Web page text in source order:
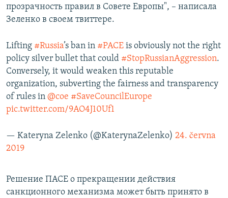
прозрачность правил в Совете Европы", – написала
Зеленко в своем твиттере.
Lifting #Russia’s ban in #PACE is obviously not the right
policy silver bullet that could #StopRussianAggression.
Conversely, it would weaken this reputable
organization, subverting the fairness and transparency
of rules in @coe #SaveCouncilEurope
pic.twitter.com/9AO4J10Uf1
— Kateryna Zelenko (@KaterynaZelenko) 24. června
2019
Решение ПАСЕ о прекращении действия
санкционного механизма может быть принято в